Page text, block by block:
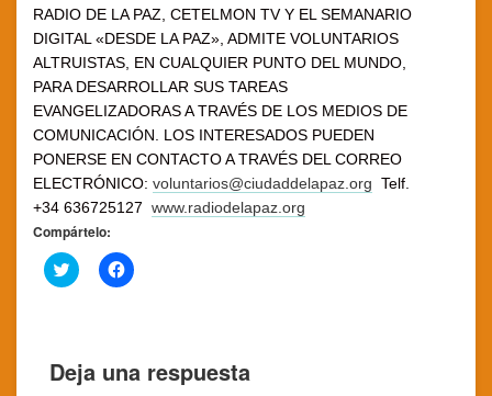
RADIO DE LA PAZ, CETELMON TV Y EL SEMANARIO
DIGITAL «DESDE LA PAZ», ADMITE VOLUNTARIOS
ALTRUISTAS, EN CUALQUIER PUNTO DEL MUNDO,
PARA DESARROLLAR SUS TAREAS
EVANGELIZADORAS A TRAVÉS DE LOS MEDIOS DE
COMUNICACIÓN. LOS INTERESADOS PUEDEN
PONERSE EN CONTACTO A TRAVÉS DEL CORREO
ELECTRÓNICO: voluntarios@ciudaddelapaz.org Telf.
+34 636725127 www.radiodelapaz.org
Compártelo:
Click
to
en
una
Haz
clic
abre
en
Deja una respuesta